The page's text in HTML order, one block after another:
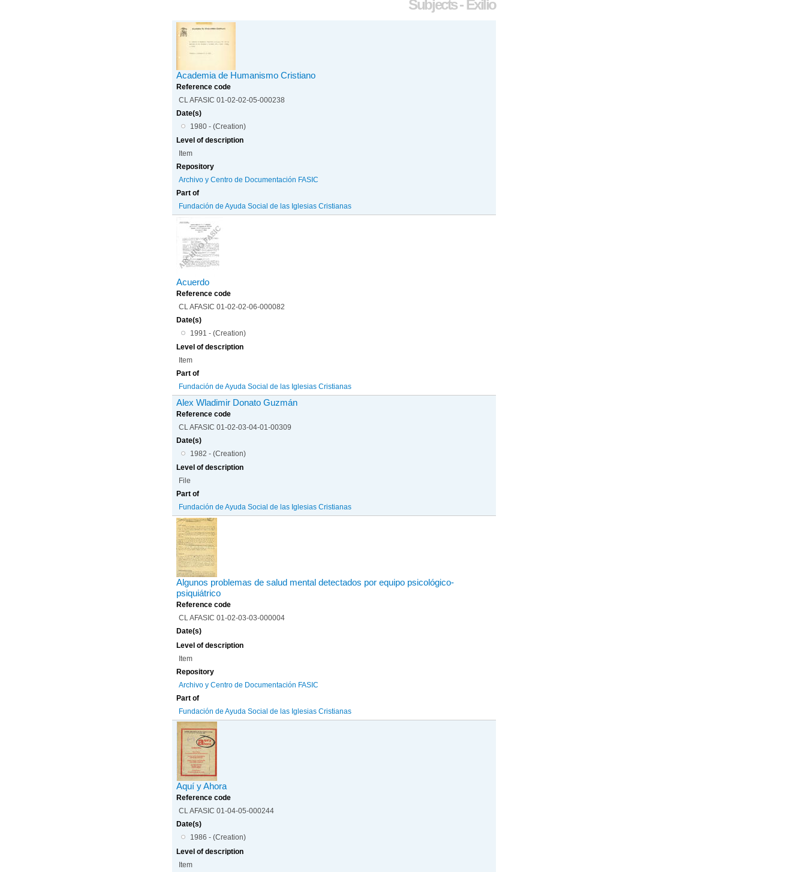
Subjects - Exilio
Academia de Humanismo Cristiano
Reference code
CL AFASIC 01-02-02-05-000238
Date(s)
1980 - (Creation)
Level of description
Item
Repository
Archivo y Centro de Documentación FASIC
Part of
Fundación de Ayuda Social de las Iglesias Cristianas
Acuerdo
Reference code
CL AFASIC 01-02-02-06-000082
Date(s)
1991 - (Creation)
Level of description
Item
Part of
Fundación de Ayuda Social de las Iglesias Cristianas
Alex Wladimir Donato Guzmán
Reference code
CL AFASIC 01-02-03-04-01-00309
Date(s)
1982 - (Creation)
Level of description
File
Part of
Fundación de Ayuda Social de las Iglesias Cristianas
Algunos problemas de salud mental detectados por equipo psicológico-
psiquiátrico
Reference code
CL AFASIC 01-02-03-03-000004
Date(s)
Level of description
Item
Repository
Archivo y Centro de Documentación FASIC
Part of
Fundación de Ayuda Social de las Iglesias Cristianas
Aquí y Ahora
Reference code
CL AFASIC 01-04-05-000244
Date(s)
1986 - (Creation)
Level of description
Item